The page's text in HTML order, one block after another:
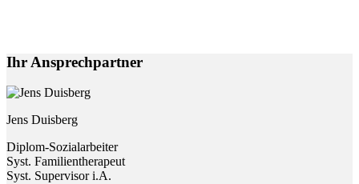
Ihr Ansprechpartner
Jens Duisberg
Diplom-Sozialarbeiter
Syst. Familientherapeut
Syst. Supervisor i.A.